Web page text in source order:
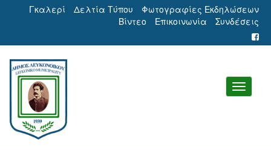
Γκαλερί Δελτία Τύπου
Φωτογραφίες Εκδηλώσεων
Βίντεο
Επικοινωνία Συνδέσεις